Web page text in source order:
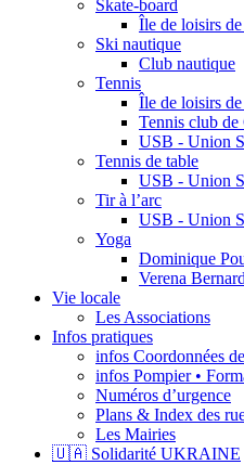
Skate-board
Île de loisirs
Ski nautique
Club nautique
Tennis
Île de loisirs
Tennis club de
USB - Union
Tennis de table
USB - Union
Tir à l’arc
USB - Union
Yoga
Dominique
Verena Bernard
Vie locale
Les Associations
Infos pratiques
infos Coordonnées
infos Pompier •
Numéros d’urgence
Plans & Index des
Les Mairies
🇺🇦 Solidarité UKRAINE